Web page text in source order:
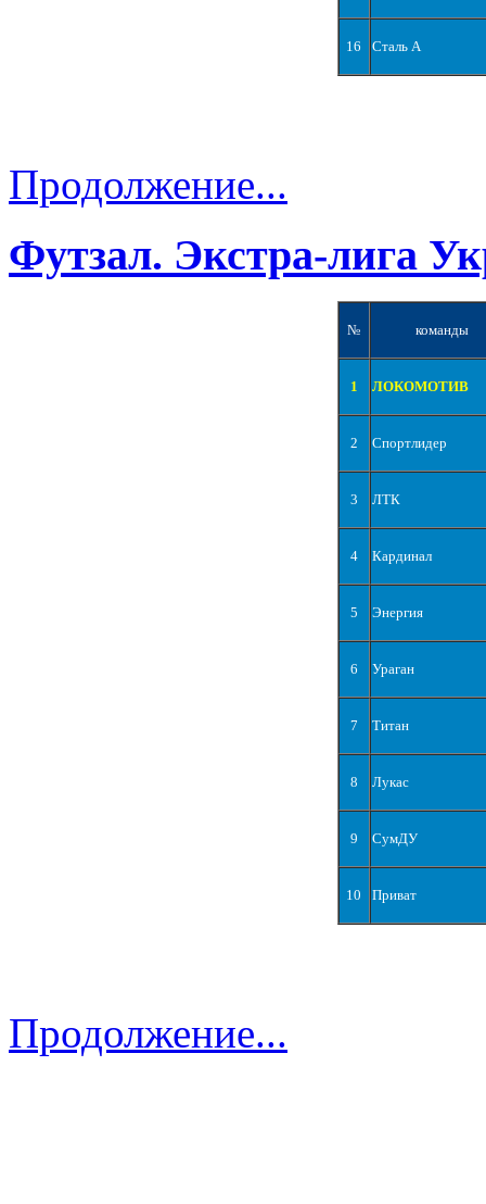
16 Сталь А
Продолжение...
Футзал. Экстра-лига
№ команды
1 ЛОКОМОТИВ
2 Спортлидер
3 ЛТК
4 Кардинал
5 Энергия
6 Ураган
7 Титан
8 Лукас
9 СумДУ
10 Приват
Продолжение...